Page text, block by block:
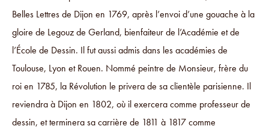
Belles Lettres de Dijon en 1769, après l’envoi d’une gouache à la
gloire de Legouz de Gerland, bienfaiteur de l’Académie et de
l’École de Dessin. Il fut aussi admis dans les académies de
Toulouse, Lyon et Rouen. Nommé peintre de Monsieur, frère du
roi en 1785, la Révolution le privera de sa clientèle parisienne. Il
reviendra à Dijon en 1802, où il exercera comme professeur de
dessin, et terminera sa carrière de 1811 à 1817 comme